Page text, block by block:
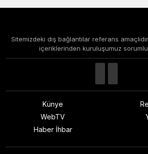
Sitemizdeki dış bağlantılar referans
içeriklerinden kuruluşumuz
Künye
WebTV
Haber İhbar